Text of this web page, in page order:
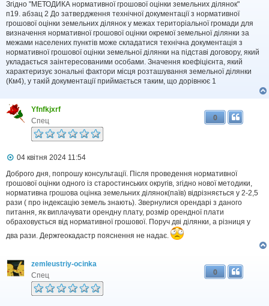
в
і
д
м
л
е
н
н
я
Згідно "МЕТОДИКА нормативної грошової оцінки земельних ділянок"
п19. абзац 2 До затвердження технічної документації з нормативної
грошової оцінки земельних ділянок у межах територіальної громади для
визначення нормативної грошової оцінки окремої земельної ділянки за
межами населених пунктів може складатися технічна документація з
нормативної грошової оцінки земельної ділянки на підставі договору, який
укладається заінтересованими особами. Значення коефіцієнта, який
характеризує зональні фактори місця розташування земельної ділянки
(Км4), у такій документації приймається таким, що дорівнює 1
Yfnfkjxrf
Спец
0
П
в
і
д
о
м
л
е
н
н
04 квітня 2024 11:54
Доброго дня, попрошу консультації. Після проведення нормативної
грошової оцінки одного із старостинських округів, згідно нової методики,
нормативна грошова оцінка земельних ділянок(паїв) відрізняється у 2-2,5
рази ( про індексацію земель знають). Звернулися орендарі з даного
питання, як виплачувати орендну плату, розмір орендної плати
обраховується від нормативної грошової. Поруч дві ділянки, а різниця у
два рази. Держгеокадастр пояснення не надає.
zemleustriy-ocinka
Спец
0